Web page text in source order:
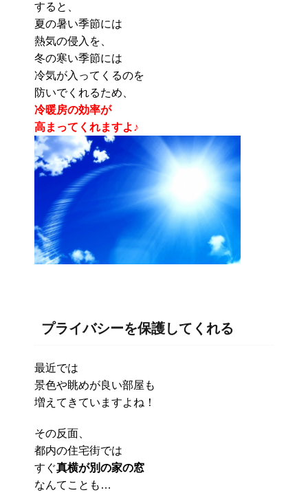
すると、
夏の暑い季節には
熱気の侵入を、
冬の寒い季節には
冷気が入ってくるのを
防いでくれるため、
冷暖房の効率が
高まってくれますよ♪
プライバシーを保護してくれる
最近では
景色や眺めが良い部屋も
増えてきていますよね！
その反面、
都内の住宅街では
すぐ真横が別の家の窓
なんてことも…